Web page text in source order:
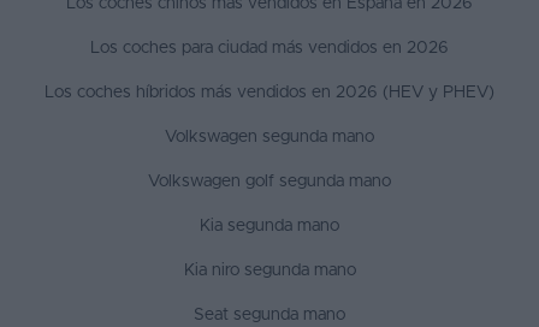
Los coches para ciudad más vendidos en 2026
Los coches híbridos más vendidos en 2026 (HEV y PHEV)
Volkswagen segunda mano
Volkswagen golf segunda mano
Kia segunda mano
Kia niro segunda mano
Seat segunda mano